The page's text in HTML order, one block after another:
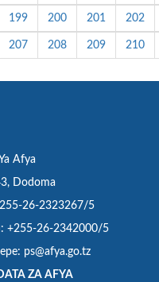
199 200 201 202
207 208 209 210
Afya
Dodoma
26-2323267/5
+255-26-2342000/5
ps@afya.go.tz
ZA AFYA